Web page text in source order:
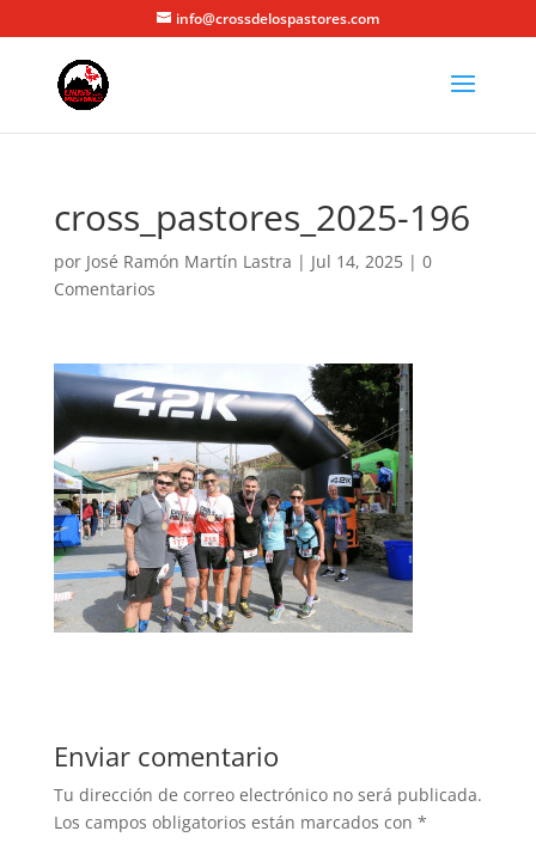
info@crossdelospastores.com
cross_pastores_2025-196
por José Ramón Martín Lastra | Jul 14, 2025| 0
Comentarios
Enviar comentario
Tu dirección de correo electrónico no será publicada.
Los campos obligatorios están marcados con *